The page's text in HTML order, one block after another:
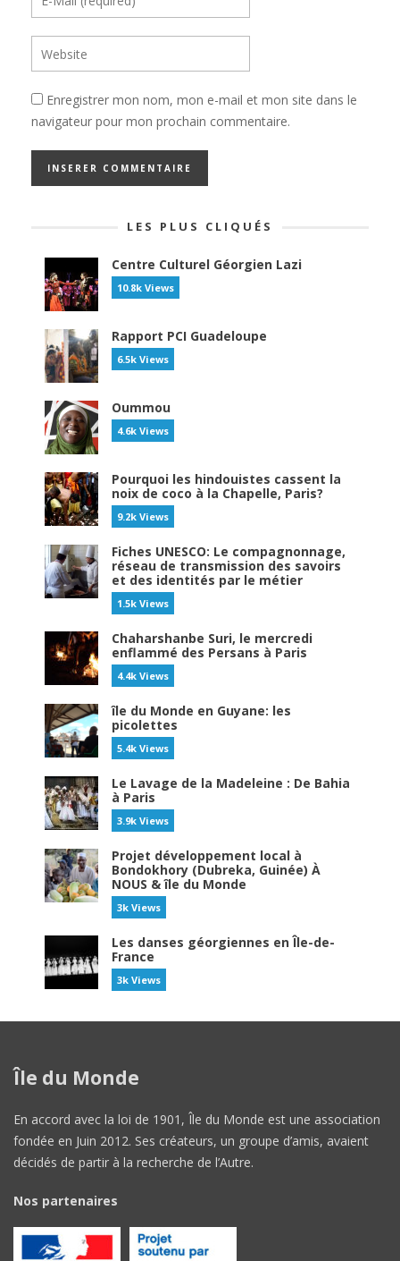
Enregistrer mon nom, mon e-mail et mon site dans le
navigateur pour mon prochain commentaire.
LES PLUS CLIQUÉS
Centre Culturel Géorgien Lazi
10.8k Views
Rapport PCI Guadeloupe
6.5k Views
Oummou
4.6k Views
Pourquoi les hindouistes cassent la
noix de coco à la Chapelle, Paris?
9.2k Views
Fiches UNESCO: Le compagnonnage,
réseau de transmission des savoirs
et des identités par le métier
1.5k Views
Chaharshanbe Suri, le mercredi
enflammé des Persans à Paris
4.4k Views
île du Monde en Guyane: les
picolettes
5.4k Views
Le Lavage de la Madeleine : De Bahia
à Paris
3.9k Views
Projet développement local à
Bondokhory (Dubreka, Guinée) À
NOUS & île du Monde
3k Views
Les danses géorgiennes en Île-de-
France
3k Views
Île du Monde
En accord avec la loi de 1901, Île du Monde est une association
fondée en Juin 2012. Ses créateurs, un groupe d’amis, avaient
décidés de partir à la recherche de l’Autre.
Nos partenaires